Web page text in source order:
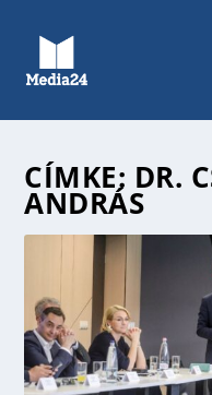
CÍMKE: DR.
ANDRÁS